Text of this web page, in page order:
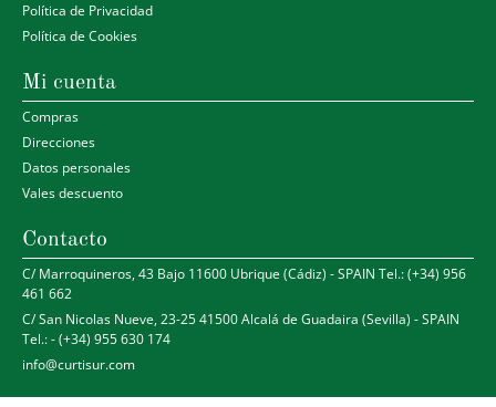
Política de Privacidad
Política de Cookies
Mi cuenta
Compras
Direcciones
Datos personales
Vales descuento
Contacto
C/ Marroquineros, 43 Bajo 11600 Ubrique (Cádiz) - SPAIN Tel.: (+34) 956
461 662
C/ San Nicolas Nueve, 23-25 41500 Alcalá de Guadaira (Sevilla) - SPAIN
Tel.: - (+34) 955 630 174
info@curtisur.com